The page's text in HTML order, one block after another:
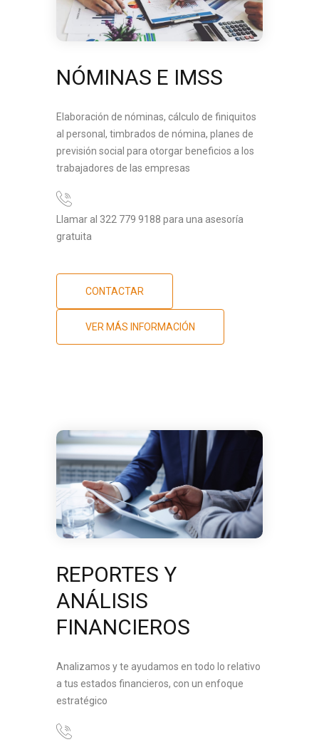
NÓMINAS E IMSS
Elaboración de nóminas, cálculo de finiquitos
al personal, timbrados de nómina, planes de
previsión social para otorgar beneficios a los
trabajadores de las empresas
Llamar al 322 779 9188 para una asesoría
gratuita
CONTACTAR
VER MÁS INFORMACIÓN
REPORTES Y
ANÁLISIS
FINANCIEROS
Analizamos y te ayudamos en todo lo relativo
a tus estados financieros, con un enfoque
estratégico